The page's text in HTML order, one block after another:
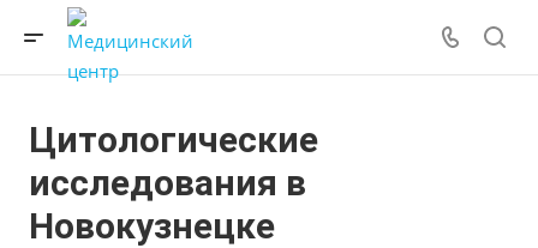
Цитологические
исследования в
Новокузнецке